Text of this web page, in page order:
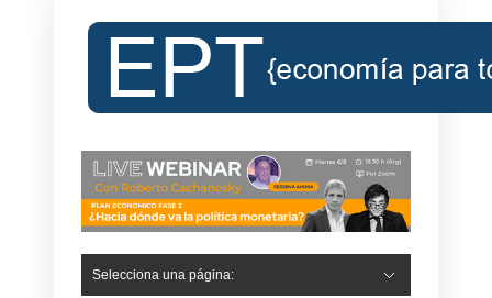
Selecciona una página: